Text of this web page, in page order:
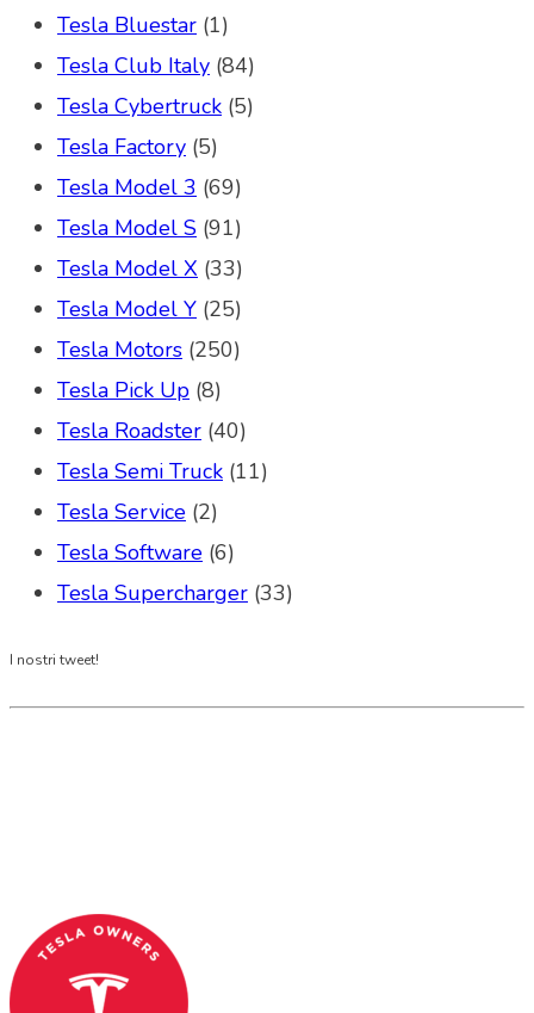
Tesla Bluestar (1)
Tesla Club Italy (84)
Tesla Cybertruck (5)
Tesla Factory (5)
Tesla Model 3 (69)
Tesla Model S (91)
Tesla Model X (33)
Tesla Model Y (25)
Tesla Motors (250)
Tesla Pick Up (8)
Tesla Roadster (40)
Tesla Semi Truck (11)
Tesla Service (2)
Tesla Software (6)
Tesla Supercharger (33)
I nostri tweet!